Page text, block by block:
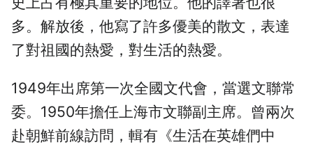
多。解放後，他寫了許多優美的散文，表達
了對祖國的熱愛，對生活的熱愛。
1949年出席第一次全國文代會，當選文聯常
委。1950年擔任上海市文聯副主席。曾兩次
赴朝鮮前線訪問，輯有《生活在英雄們中